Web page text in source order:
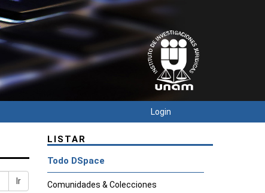
Login
Ir
LISTAR
Todo DSpace
Comunidades & Colecciones